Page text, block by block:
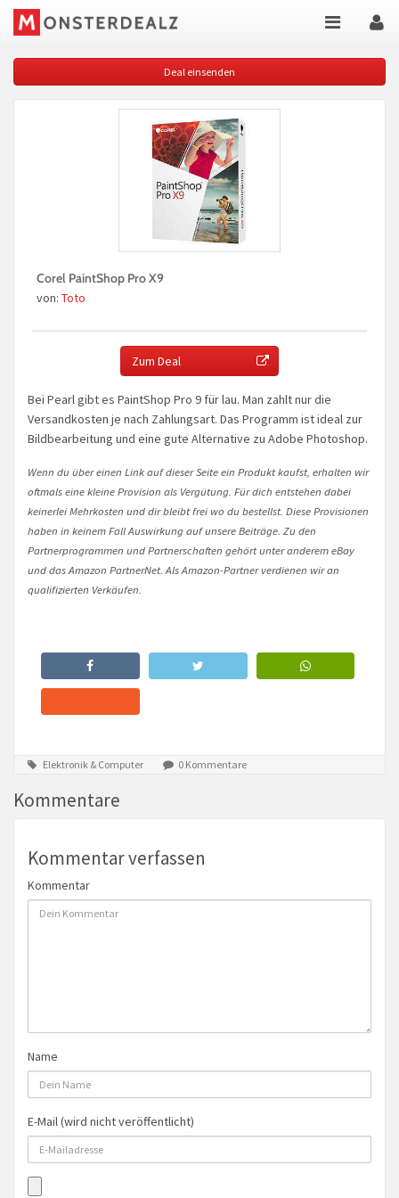
Deal einsenden
Corel PaintShop Pro X9
von: Toto
Zum Deal
Bei Pearl gibt es PaintShop Pro 9 für lau. Man zahlt nur die
Versandkosten je nach Zahlungsart. Das Programm ist ideal zur
Bildbearbeitung und eine gute Alternative zu Adobe Photoshop.
Wenn du über einen Link auf dieser Seite ein Produkt kaufst, erhalten wir
oftmals eine kleine Provision als Vergütung. Für dich entstehen dabei
keinerlei Mehrkosten und dir bleibt frei wo du bestellst. Diese Provisionen
haben in keinem Fall Auswirkung auf unsere Beiträge. Zu den
Partnerprogrammen und Partnerschaften gehört unter anderem eBay
und das Amazon PartnerNet. Als Amazon-Partner verdienen wir an
qualifizierten Verkäufen.
Elektronik & Computer 0 Kommentare
Kommentare
Kommentar verfassen
Kommentar
Name
E-Mail (wird nicht veröffentlicht)